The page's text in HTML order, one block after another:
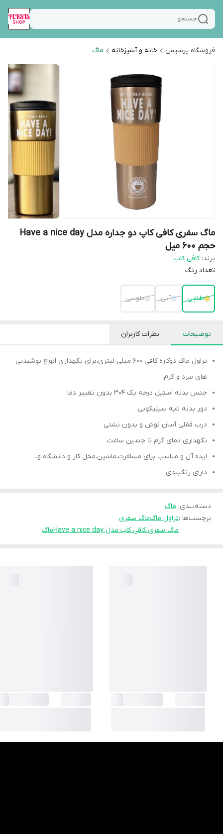
جستجو
فروشگاه پرسیس خانه و آشپزخانه ماگ
ماگ سفری کافی کاپ دو جداره مدل Have a nice day
حجم 600 میل
برند: کافی کاپ
تعداد رنگ
طلایی آبی طوسی
توضیحات نظرات کاربران
تراول ماگ دوکاره کافی 600 میلی لیتری،برای نگهداری انواع نوشیدنی
های سرد و گرم
جنس بدنه استیل درجه یک 304 بدون تغییر دما
دور بدنه لایه سیلیکونی
درب قفلی آسان نوش و بدون نشتی
نگهداری دمای گرم تا چندین ساعت
ایده آل و مناسب برای مسافرت،ماشین،محل کار و دانشگاه و..
دارای رنگبندی
دسته‌بندی: ماگ
برچسب‌ها :تراول ماگماگ سفری
ماگ سفری کافی کاپ مدل Have a nice day
ماگ